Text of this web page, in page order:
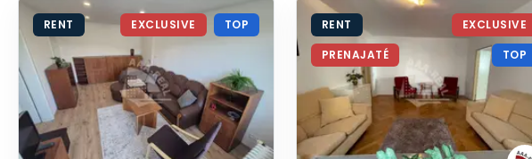
RENT EXCLUSIVE TOP
RENT
PRENAJATÉ
EXCLUSIVE
TOP